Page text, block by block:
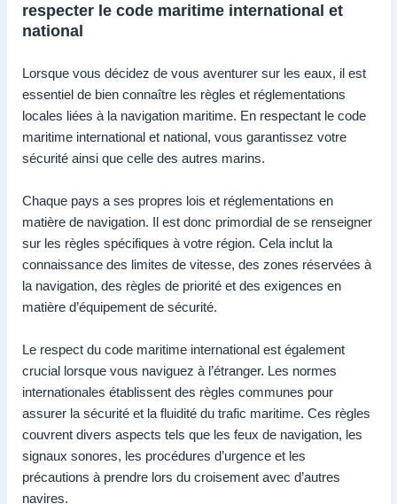
respecter le code maritime international et
national
Lorsque vous décidez de vous aventurer sur les eaux, il est
essentiel de bien connaître les règles et réglementations
locales liées à la navigation maritime. En respectant le code
maritime international et national, vous garantissez votre
sécurité ainsi que celle des autres marins.
Chaque pays a ses propres lois et réglementations en
matière de navigation. Il est donc primordial de se renseigner
sur les règles spécifiques à votre région. Cela inclut la
connaissance des limites de vitesse, des zones réservées à
la navigation, des règles de priorité et des exigences en
matière d’équipement de sécurité.
Le respect du code maritime international est également
crucial lorsque vous naviguez à l’étranger. Les normes
internationales établissent des règles communes pour
assurer la sécurité et la fluidité du trafic maritime. Ces règles
couvrent divers aspects tels que les feux de navigation, les
signaux sonores, les procédures d’urgence et les
précautions à prendre lors du croisement avec d’autres
navires.